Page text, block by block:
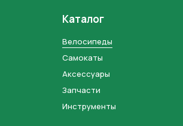
Каталог
Велосипеды
Самокаты
Аксессуары
Запчасти
Инструменты